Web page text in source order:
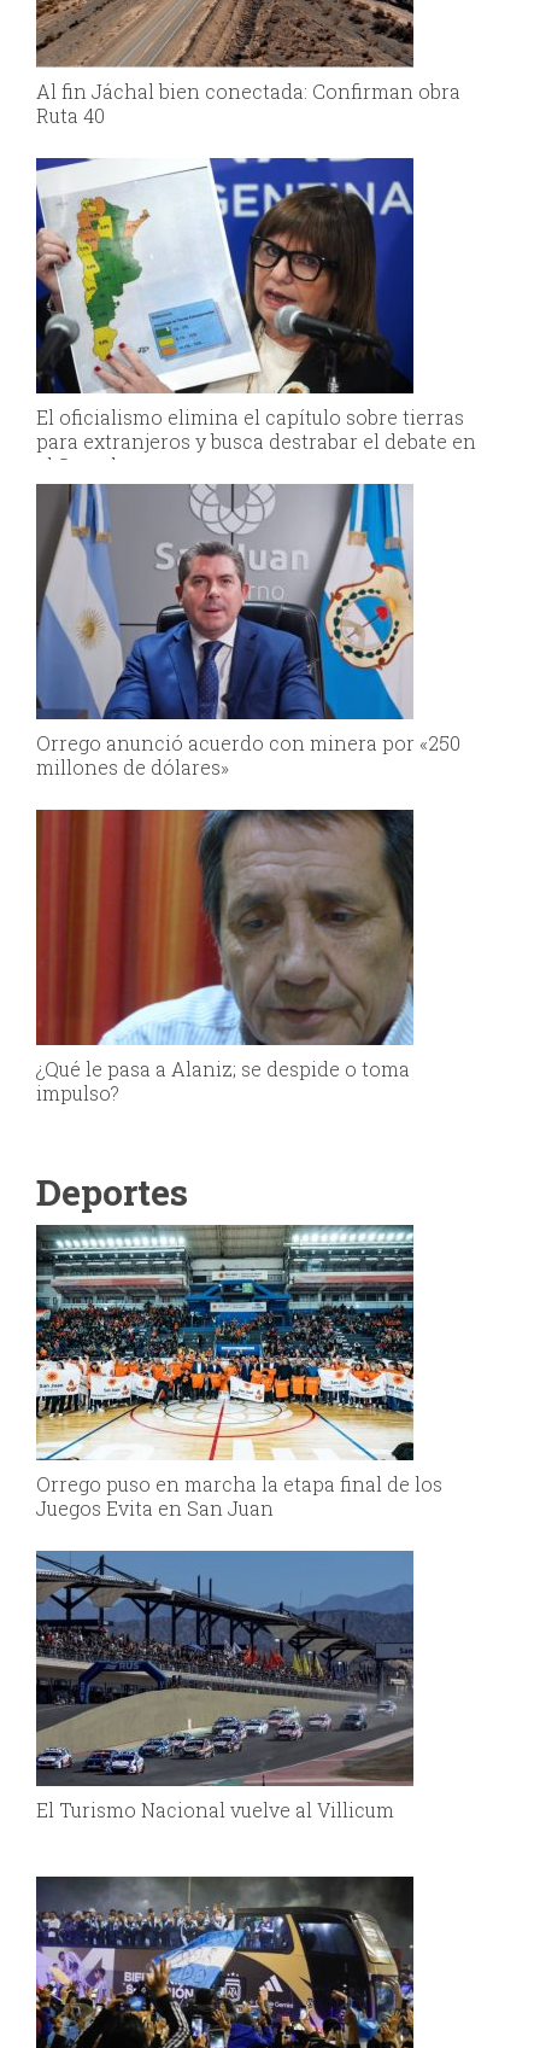
Al fin Jáchal bien conectada: Confirman obra
Ruta 40
El oficialismo elimina el capítulo sobre tierras
para extranjeros y busca destrabar el debate en
el Senado
Orrego anunció acuerdo con minera por «250
millones de dólares»
¿Qué le pasa a Alaniz; se despide o toma
impulso?
Deportes
Orrego puso en marcha la etapa final de los
Juegos Evita en San Juan
El Turismo Nacional vuelve al Villicum